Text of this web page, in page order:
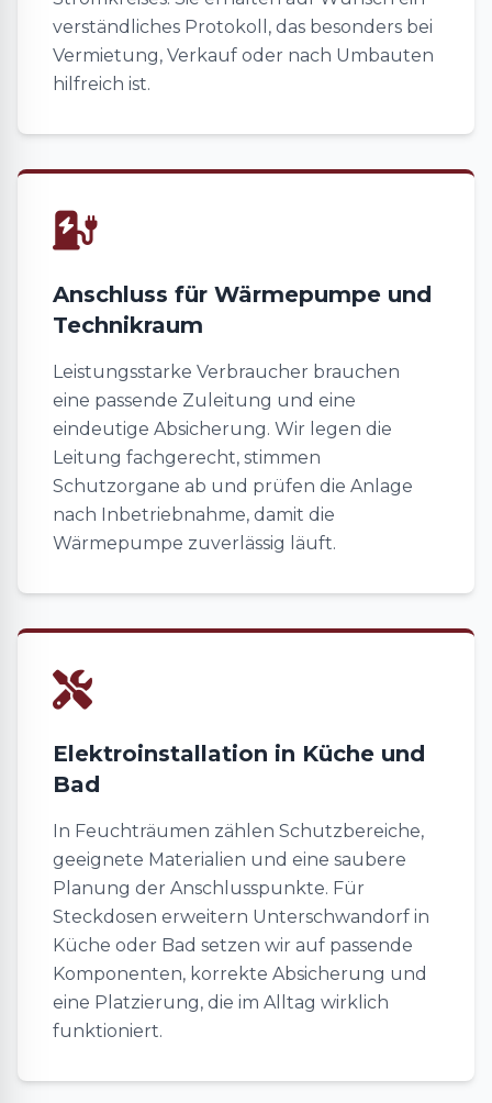
verständliches Protokoll, das besonders bei
Vermietung, Verkauf oder nach Umbauten
hilfreich ist.
Anschluss für Wärmepumpe und
Technikraum
Leistungsstarke Verbraucher brauchen
eine passende Zuleitung und eine
eindeutige Absicherung. Wir legen die
Leitung fachgerecht, stimmen
Schutzorgane ab und prüfen die Anlage
nach Inbetriebnahme, damit die
Wärmepumpe zuverlässig läuft.
Elektroinstallation in Küche und
Bad
In Feuchträumen zählen Schutzbereiche,
geeignete Materialien und eine saubere
Planung der Anschlusspunkte. Für
Steckdosen erweitern Unterschwandorf in
Küche oder Bad setzen wir auf passende
Komponenten, korrekte Absicherung und
eine Platzierung, die im Alltag wirklich
funktioniert.